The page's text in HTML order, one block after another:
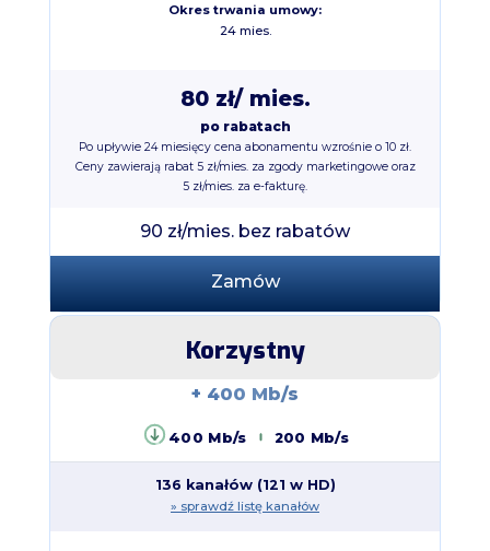
Okres trwania umowy:
24 mies.
80 zł/ mies.
po rabatach
Po upływie 24 miesięcy cena abonamentu wzrośnie o 10 zł.
Ceny zawierają rabat 5 zł/mies. za zgody marketingowe oraz
5 zł/mies. za e-fakturę.
90 zł/mies. bez rabatów
Zamów
Korzystny
+ 400 Mb/s
400 Mb/s 200 Mb/s
136 kanałów (121 w HD)
» sprawdź listę kanałów